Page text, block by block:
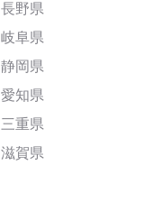
長野県
岐阜県
静岡県
愛知県
三重県
滋賀県